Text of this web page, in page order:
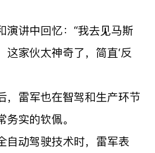
演讲中回忆：“我去见马斯
这家伙太神奇了，简直‘反
，雷军也在智驾和生产环节
实的钦佩。
自动驾驶技术时，雷军表